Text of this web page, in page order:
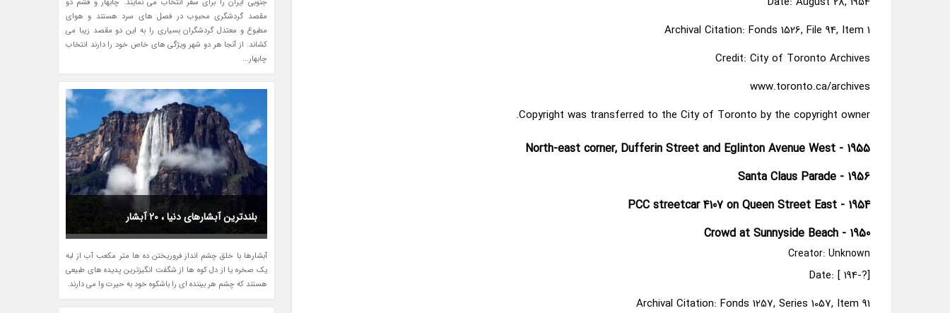
Archival Citation: Fonds 1526, File 94, Item 1
Credit: City of Toronto Archives
www.toronto.ca/archives
Copyright was transferred to the City of Toronto by the copyright owner.
North-east corner, Dufferin Street and Eglinton Avenue West - 1955
Santa Claus Parade - 1956
PCC streetcar 4107 on Queen Street East - 1954
Crowd at Sunnyside Beach - 1950
Creator: Unknown
Date: [ 194-?]
Archival Citation: Fonds 1257, Series 1057, Item 91
جنوبی ایران را برای سفر انتخاب می نمایند. چابهار و قشم دو
مقصد گردشگری محبوب در فصل های سرد هستند و هوای
مطبوع و معتدل گردشگران بسیاری را به این دو مقصد زیبا می
کشاند. از آنجا هر دو شهر ویژگی های خاص خود را دارند انتخاب
چابهار...
بلندترین آبشارهای دنیا ، 20 آبشار
آبشارها با خلق چشم انداز فروریختن ده ها متر مکعب آب از لبه
یک صخره یا از دل کوه ها از شگفت انگیزترین پدیده های طبیعی
هستند که چشم هر بیننده ای را باشکوه خود به حیرت وا می دارند.